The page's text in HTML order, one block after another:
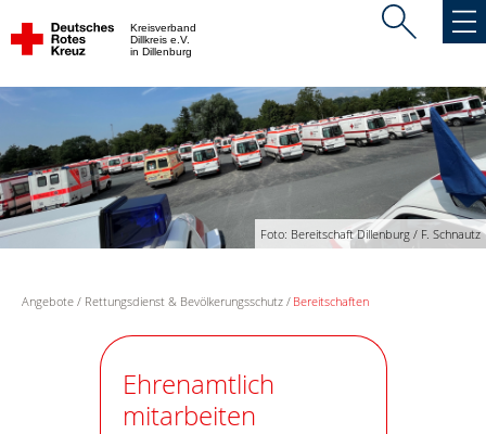
Kreisverband
Dillkreis e.V.
in Dillenburg
Foto: Bereitschaft Dillenburg / F. Schnautz
Angebote Rettungsdienst & Bevölkerungsschutz Bereitschaften
Ehrenamtlich
mitarbeiten